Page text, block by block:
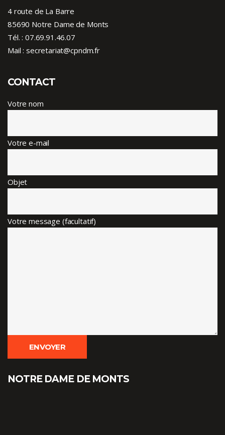
4 route de La Barre
85690 Notre Dame de Monts
Tél. : 07.69.91.46.07
Mail : secretariat@cpndm.fr
CONTACT
Votre nom
Votre e-mail
Objet
Votre message (facultatif)
NOTRE DAME DE MONTS